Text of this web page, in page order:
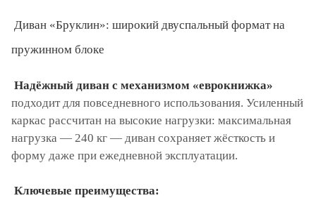
Диван «Бруклин»: широкий двуспальный формат на
пружинном блоке
Надёжный диван с механизмом «еврокнижка»
подходит для повседневного использования. Усиленный
каркас рассчитан на высокие нагрузки: максимальная
нагрузка — 240 кг — диван сохраняет жёсткость и
форму даже при ежедневной эксплуатации.
Ключевые преимущества: